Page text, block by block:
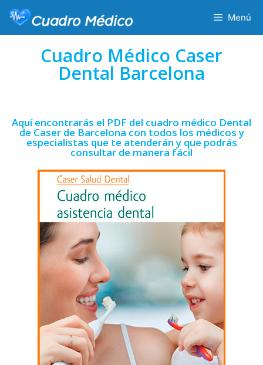
Menú
Cuadro Médico Caser
Dental Barcelona
Aquí encontrarás el PDF del cuadro médico Dental
de Caser de Barcelona con todos los médicos y
especialistas que te atenderán y que podrás
consultar de manera fácil